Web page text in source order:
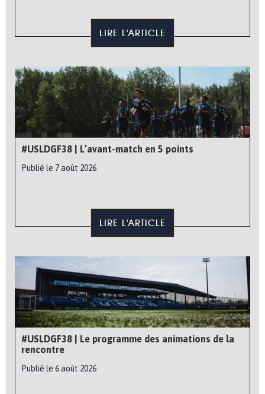
LIRE L'ARTICLE
#USLDGF38 | L’avant-match en 5 points
Publié le 7 août 2026
LIRE L'ARTICLE
#USLDGF38 | Le programme des animations de la
rencontre
Publié le 6 août 2026